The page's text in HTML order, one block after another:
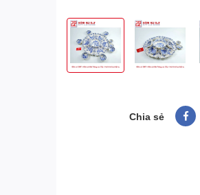
Chia sẻ